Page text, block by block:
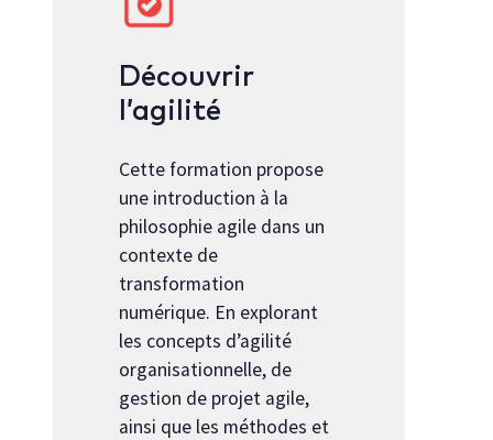
Découvrir
l’agilité
Cette formation propose
une introduction à la
philosophie agile dans un
contexte de
transformation
numérique. En explorant
les concepts d’agilité
organisationnelle, de
gestion de projet agile,
ainsi que les méthodes et